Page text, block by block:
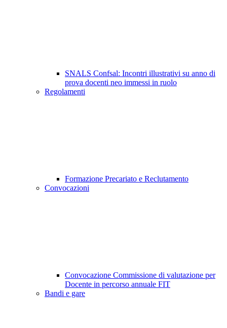
SNALS Confsal: Incontri illustrativi su anno di
prova docenti neo immessi in ruolo
Regolamenti
Formazione Precariato e Reclutamento
Convocazioni
Convocazione Commissione di valutazione per
Docente in percorso annuale FIT
Bandi e gare